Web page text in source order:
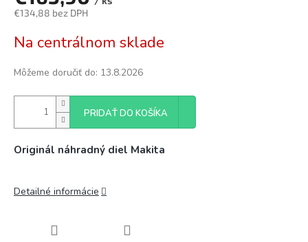
€134,88 bez DPH
cena:
Na centrálnom sklade
Môžeme doručiť do: 13.8.2026
PRIDAŤ DO KOŠÍKA
Originál náhradný diel Makita
Detailné informácie